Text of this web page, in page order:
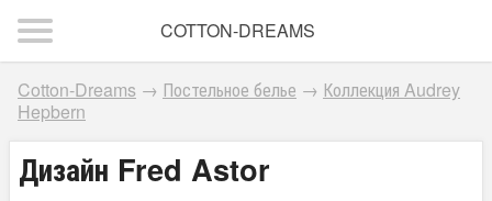
COTTON-DREAMS
Cotton-Dreams → Постельное белье → Коллекция Audrey
Hepbern
Дизайн Fred Astor